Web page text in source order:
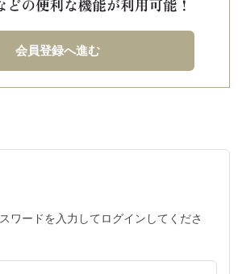
会員登録へ進む
ワードを入力してログインしてくださ